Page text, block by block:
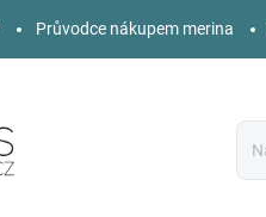
Průvodce nákupem merina